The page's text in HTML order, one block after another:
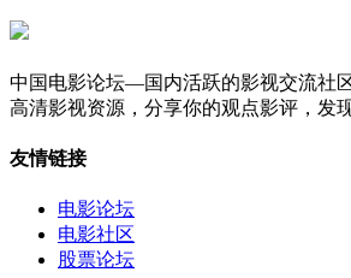
中国电影论坛—国内活跃的影视交流社
高清影视资源，分享你的观点影评，发
友情链接
电影论坛
电影社区
股票论坛